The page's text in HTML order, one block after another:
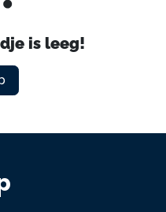
is leeg!